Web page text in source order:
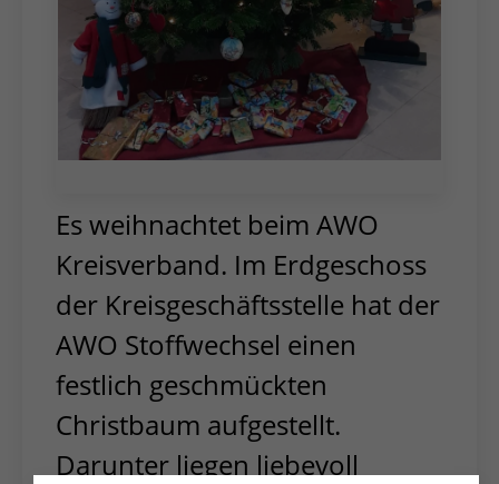
Es weihnachtet beim AWO
Kreisverband. Im Erdgeschoss
der Kreisgeschäftsstelle hat der
AWO Stoffwechsel einen
festlich geschmückten
Christbaum aufgestellt.
Darunter liegen liebevoll